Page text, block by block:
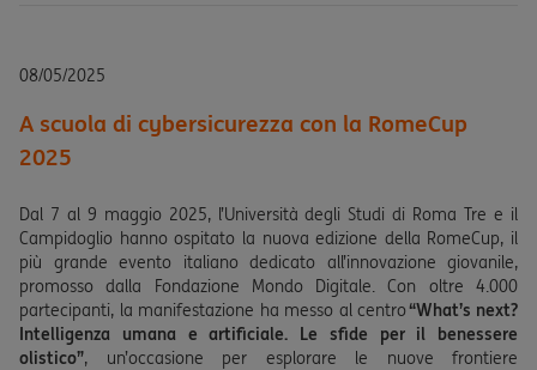
08/05/2025
A scuola di cybersicurezza con la RomeCup
2025
Dal 7 al 9 maggio 2025, l’Università degli Studi di Roma Tre e il
Campidoglio hanno ospitato la nuova edizione della RomeCup, il
più grande evento italiano dedicato all’innovazione giovanile,
promosso dalla Fondazione Mondo Digitale. Con oltre 4.000
partecipanti, la manifestazione ha messo al centro“What’s next?
Intelligenza umana e artificiale. Le sfide per il benessere
olistico”, un’occasione per esplorare le nuove frontiere